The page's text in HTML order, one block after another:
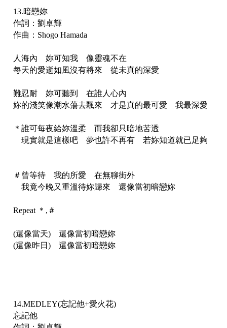
13.暗戀妳
作詞：劉卓輝
作曲：Shogo Hamada
人海內 妳可知我 像靈魂不在
每天的愛逝如風沒有將來 從未真的深愛
難忍耐 妳可聽到 在誰人心內
妳的淺笑像潮水蕩去飄來 才是真的最可愛 我最深愛
＊誰可每夜給妳溫柔 而我卻只暗地苦透
現實就是這樣吧 夢也許不再有 若妳知道就已足夠
＃曾等待 我的所愛 在無聊街外
我竟今晚又重溫待妳歸來 還像當初暗戀妳
Repeat ＊,＃
(還像當天) 還像當初暗戀妳
(還像昨日) 還像當初暗戀妳
14.MEDLEY(忘記他+愛火花)
忘記他